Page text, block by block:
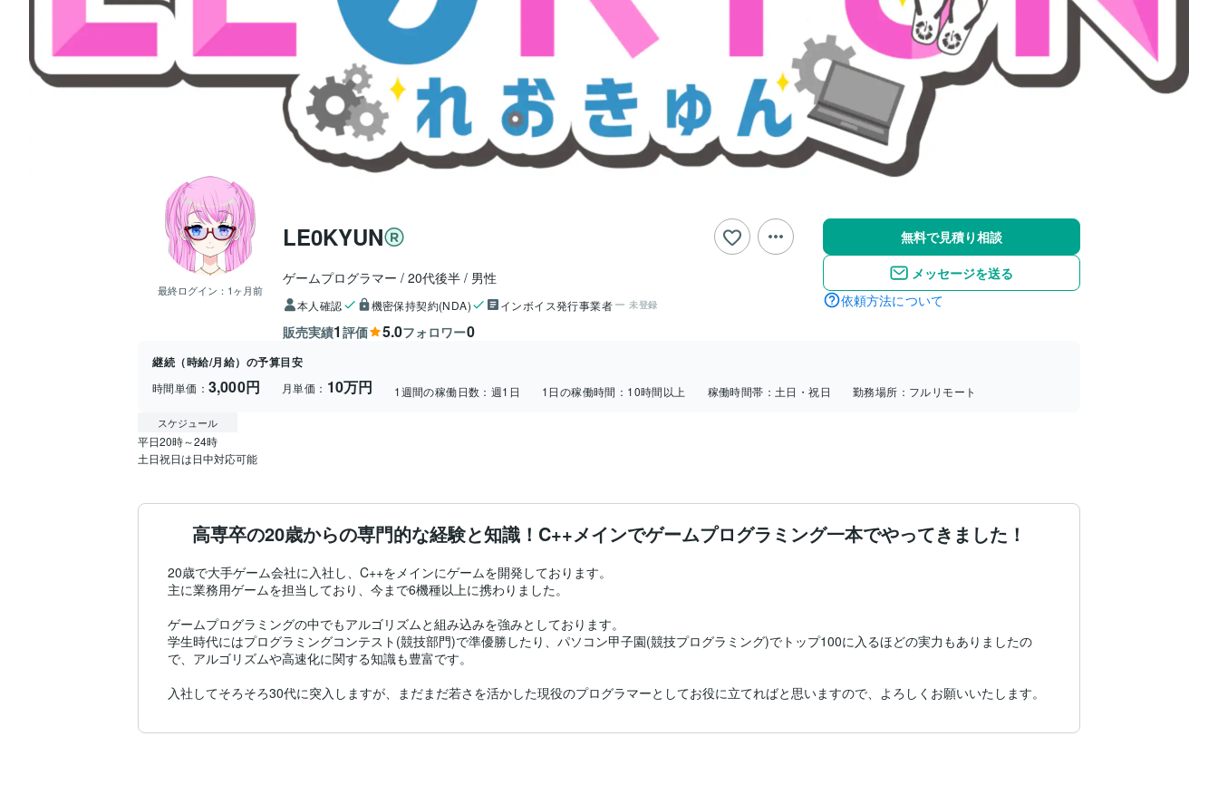
最終ログイン： 1ヶ月前
LE0KYUN
ゲームプログラマー 20代後半 男性
本人確認 機密保持契約(NDA) インボイス発行事業者 未登録
販売実績1 評価 5.0フォロワー0
無料で見積り相談
メッセージを送る
依頼方法について
継続（時給/月給）の予算目安
時間単価： 3,000円 月単価： 10万円 1週間の稼働日数： 週1日 1日の稼働時間： 10時間以上 稼働時間帯： 土日・祝日 勤務場所： フルリモート
スケジュール
平日20時～24時
土日祝日は日中対応可能
高専卒の20歳からの専門的な経験と知識！C++メインでゲームプログラミング一本でやってきました！
20歳で大手ゲーム会社に入社し、C++をメインにゲームを開発しております。
主に業務用ゲームを担当しており、今まで6機種以上に携わりました。
ゲームプログラミングの中でもアルゴリズムと組み込みを強みとしております。
学生時代にはプログラミングコンテスト(競技部門)で準優勝したり、パソコン甲子園(競技プログラミング)でトップ100に入るほどの実力もありましたの
で、アルゴリズムや高速化に関する知識も豊富です。
入社してそろそろ30代に突入しますが、まだまだ若さを活かした現役のプログラマーとしてお役に立てればと思いますので、よろしくお願いいたします。